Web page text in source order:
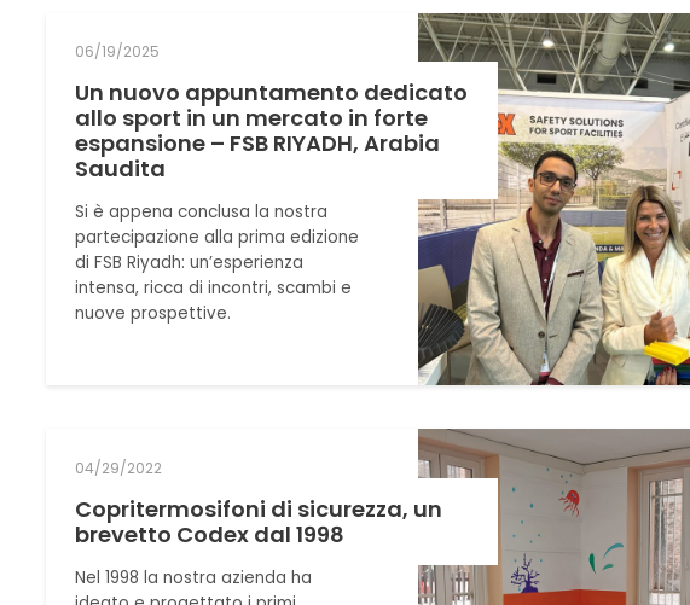
06/19/2025
Un nuovo appuntamento dedicato
allo sport in un mercato in forte
espansione – FSB RIYADH, Arabia
Saudita
Si è appena conclusa la nostra
partecipazione alla prima edizione
di FSB Riyadh: un’esperienza
intensa, ricca di incontri, scambi e
nuove prospettive.
04/29/2022
Copritermosifoni di sicurezza, un
brevetto Codex dal 1998
Nel 1998 la nostra azienda ha